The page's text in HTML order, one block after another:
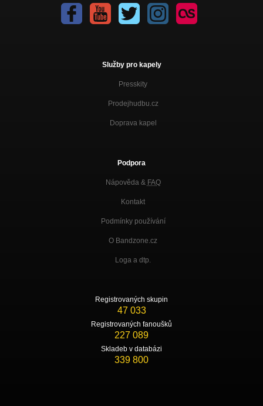
Služby pro kapely
Presskity
Prodejhudbu.cz
Doprava kapel
Podpora
Nápověda & FAQ
Kontakt
Podmínky používání
O Bandzone.cz
Loga a dtp.
Registrovaných skupin
47 033
Registrovaných fanoušků
227 089
Skladeb v databázi
339 800